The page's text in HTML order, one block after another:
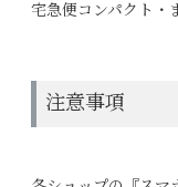
宅急便コンパクト・
注意事項